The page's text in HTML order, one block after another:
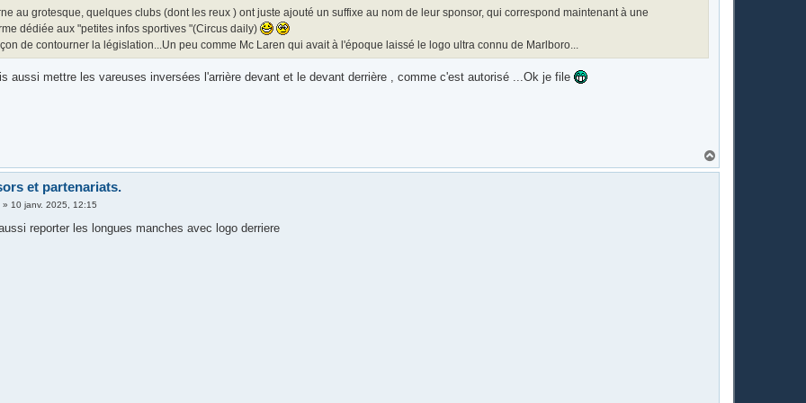
au grotesque, quelques clubs (dont les reux ) ont juste ajouté un suffixe au nom de leur sponsor, qui correspond maintenant à une
dédiée aux "petites infos sportives "(Circus daily)
de contourner la législation...Un peu comme Mc Laren qui avait à l'époque laissé le logo ultra connu de Marlboro...
aussi mettre les vareuses inversées l'arrière devant et le devant derrière , comme c'est autorisé ...Ok je file
a
et partenariats.
» 10 janv. 2025, 12:15
reporter les longues manches avec logo derriere